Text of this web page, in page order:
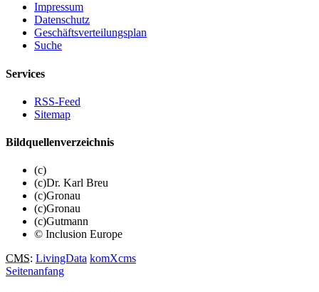
Impressum
Datenschutz
Geschäftsverteilungsplan
Suche
Services
RSS-Feed
Sitemap
Bildquellenverzeichnis
(c)
(c)Dr. Karl Breu
(c)Gronau
(c)Gronau
(c)Gutmann
© Inclusion Europe
CMS: LivingData komXcms
Seitenanfang